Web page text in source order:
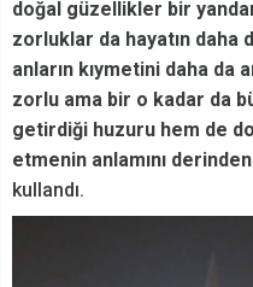
doğal güzellikler bir
zorluklar da hayatın
anların kıymetini daha da
zorlu ama bir o kadar da
getirdiği huzuru hem de
etmenin anlamını
kullandı.